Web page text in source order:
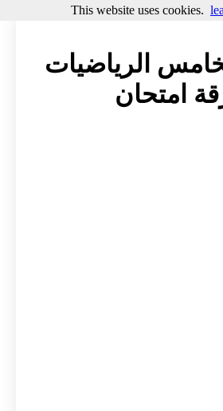
الرياضيات
امتحان
This website uses cookies.